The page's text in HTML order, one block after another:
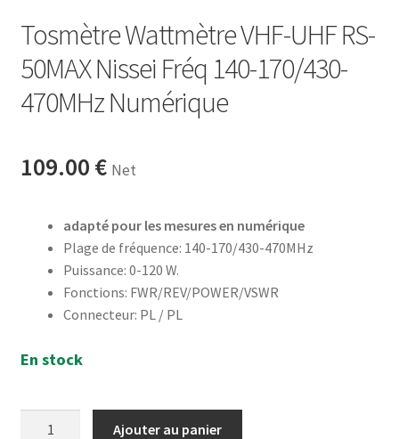
Tosmètre Wattmètre VHF-UHF RS-
50MAX Nissei Fréq 140-170/430-
470MHz Numérique
109.00 € Net
adapté pour les mesures en numérique
Plage de fréquence: 140-170/430-470MHz
Puissance: 0-120 W.
Fonctions: FWR/REV/POWER/VSWR
Connecteur: PL / PL
En stock
Ajouter au panier